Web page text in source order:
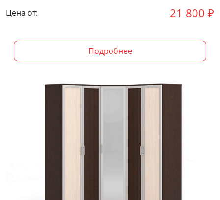
Цена от: 21 800 ₽
Подробнее